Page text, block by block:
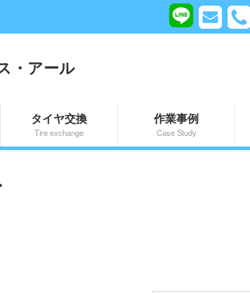
・アール
タイヤ交換
Tire exchange
作業事例
Case Study